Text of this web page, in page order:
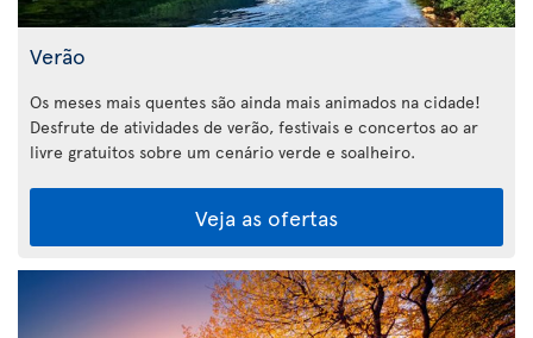
Verão
Os meses mais quentes são ainda mais animados na cidade!
Desfrute de atividades de verão, festivais e concertos ao ar
livre gratuitos sobre um cenário verde e soalheiro.
Veja as ofertas